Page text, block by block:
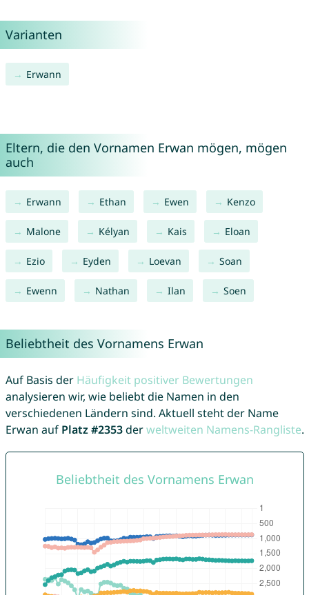
Varianten
Erwann
Eltern, die den Vornamen Erwan mögen, mögen
auch
Erwann Ethan Ewen Kenzo
Malone Kélyan Kais Eloan
Ezio Eyden Loevan Soan
Ewenn Nathan Ilan Soen
Beliebtheit des Vornamens Erwan
Auf Basis der Häufigkeit positiver Bewertungen
analysieren wir, wie beliebt die Namen in den
verschiedenen Ländern sind. Aktuell steht der Name
Erwan auf Platz #2353derweltweiten Namens-Rangliste.